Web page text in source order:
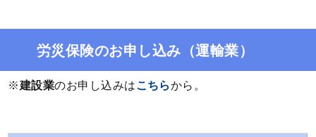
労災保険のお申し込み （運輸業）
※建設業のお申し込みはこちらから。